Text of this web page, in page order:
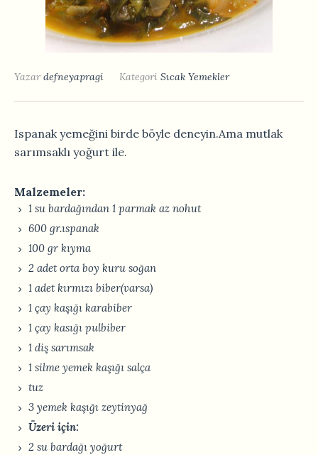
Yazardefneyapragi Kategori Sıcak Yemekler
Ispanak yemeğini birde böyle deneyin.Ama mutlak
sarımsaklı yoğurt ile.
Malzemeler:
1 su bardağından 1 parmak az nohut
600 gr.ıspanak
100 gr kıyma
2 adet orta boy kuru soğan
1 adet kırmızı biber(varsa)
1 çay kaşığı karabiber
1 çay kasığı pulbiber
1 diş sarımsak
1 silme yemek kaşığı salça
tuz
3 yemek kaşığı zeytinyağ
Üzeri için:
2 su bardağı yoğurt